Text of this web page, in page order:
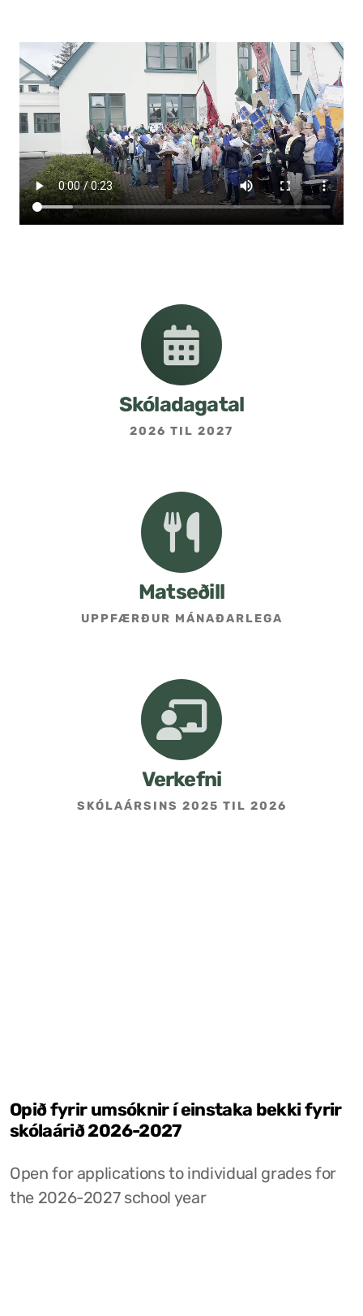
Skóladagatal
2026 TIL 2027
Matseðill
UPPFÆRÐUR MÁNAÐARLEGA
Verkefni
SKÓLAÁRSINS 2025 TIL 2026
Opið fyrir umsóknir í einstaka bekki fyrir
skólaárið 2026-2027
Open for applications to individual grades for
the 2026-2027 school year
Stundaskrár
Valgreinar
Umsókn um val utanskóla
Foreldrafélag
Samstarf heimilis og skóla
Áætlanir og stefnur